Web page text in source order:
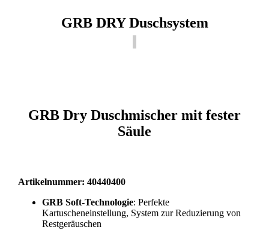
GRB DRY Duschsystem
GRB Dry Duschmischer mit fester
Säule
Artikelnummer: 40440400
GRB Soft-Technologie: Perfekte
Kartuscheneinstellung, System zur Reduzierung von
Restgeräuschen